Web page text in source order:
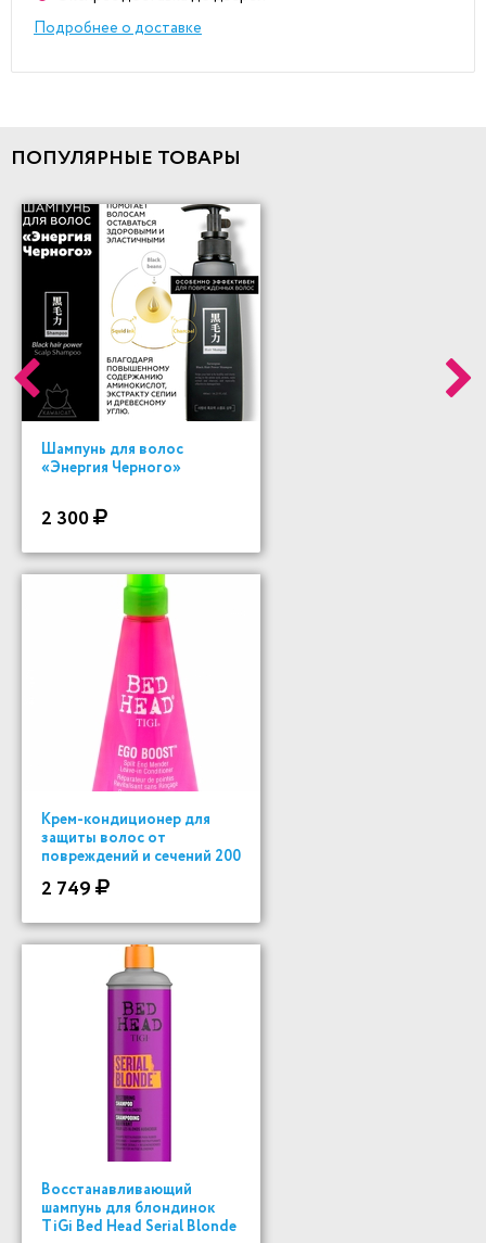
Подробнее о доставке
ПОПУЛЯРНЫЕ ТОВАРЫ
Шампунь для волос
«Энергия Черного»
2 300
Крем-кондиционер для
защиты волос от
повреждений и сечений 200
2 749
Восстанавливающий
шампунь для блондинок
TiGi Bed Head Serial Blonde